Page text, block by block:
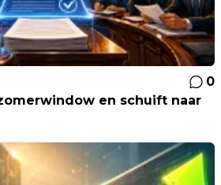
0
en schuift naar